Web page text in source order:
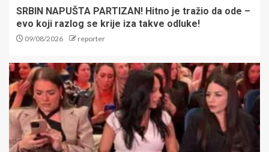
SRBIN NAPUŠTA PARTIZAN! Hitno je tražio da ode –
evo koji razlog se krije iza takve odluke!
09/08/2026 reporter